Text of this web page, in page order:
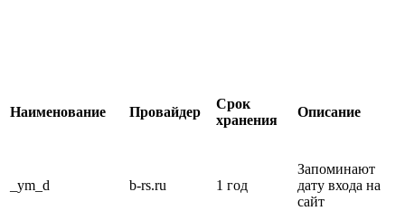
Наименование Провайдер
Срок
хранения
Описание
_ym_d b-rs.ru 1 год
Запоминают
дату входа на
сайт